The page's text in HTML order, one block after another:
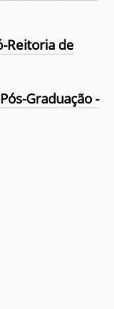
Reitoria de
Graduação -